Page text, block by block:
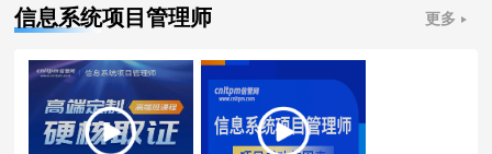
•2026上半年软考证书领取时间及通知
信息系统项目管理师 更多